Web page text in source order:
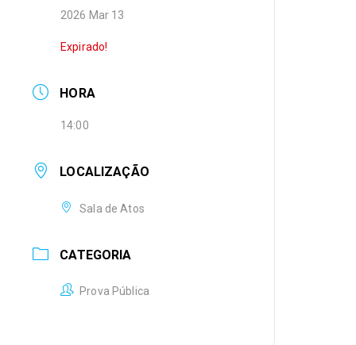
2026 Mar 13
Expirado!
HORA
14:00
LOCALIZAÇÃO
Sala de Atos
CATEGORIA
Prova Pública